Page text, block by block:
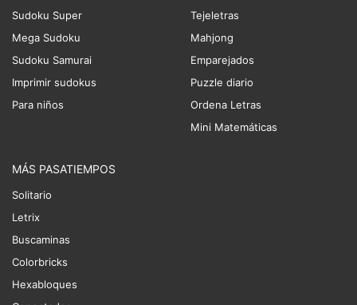
Sudoku Super
Mega Sudoku
Sudoku Samurai
Imprimir sudokus
Para niños
Tejeletras
Mahjong
Emparejados
Puzzle diario
Ordena Letras
Mini Matemáticas
MÁS PASATIEMPOS
Solitario
Letrix
Buscaminas
Colorbricks
Hexabloques